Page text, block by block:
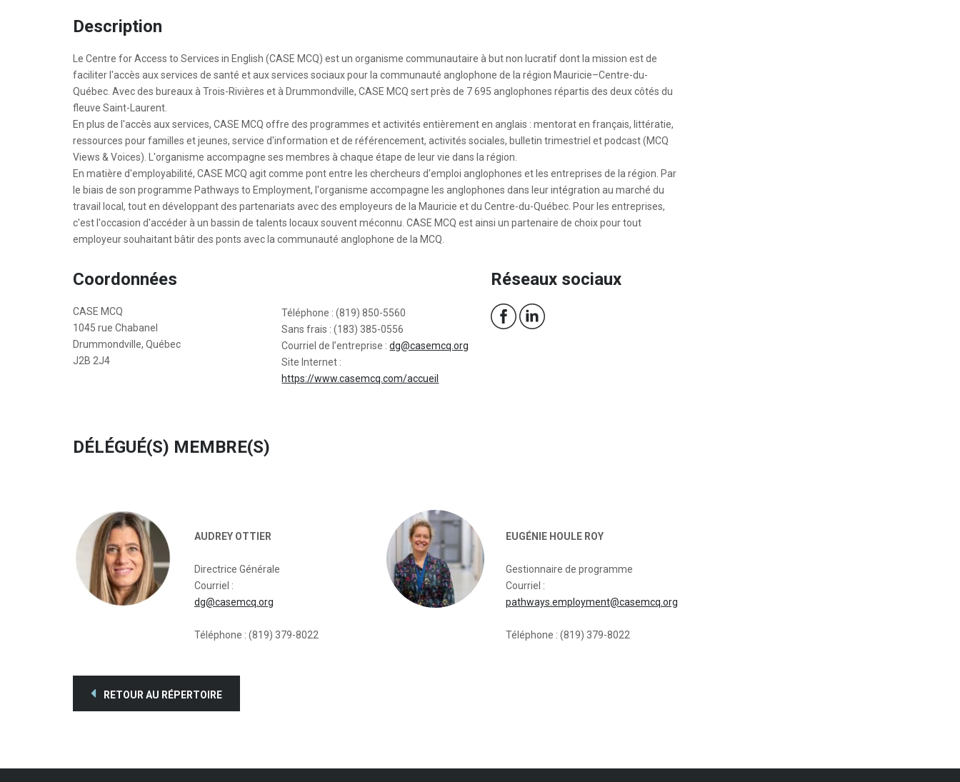
Description
Le Centre for Access to Services in English (CASE MCQ) est un organisme communautaire à but non lucratif dont la mission est de
faciliter l'accès aux services de santé et aux services sociaux pour la communauté anglophone de la région Mauricie–Centre-du-
Québec. Avec des bureaux à Trois-Rivières et à Drummondville, CASE MCQ sert près de 7 695 anglophones répartis des deux côtés du
fleuve Saint-Laurent.
En plus de l'accès aux services, CASE MCQ offre des programmes et activités entièrement en anglais : mentorat en français, littératie,
ressources pour familles et jeunes, service d'information et de référencement, activités sociales, bulletin trimestriel et podcast (MCQ
Views & Voices). L'organisme accompagne ses membres à chaque étape de leur vie dans la région.
En matière d'employabilité, CASE MCQ agit comme pont entre les chercheurs d'emploi anglophones et les entreprises de la région. Par
le biais de son programme Pathways to Employment, l'organisme accompagne les anglophones dans leur intégration au marché du
travail local, tout en développant des partenariats avec des employeurs de la Mauricie et du Centre-du-Québec. Pour les entreprises,
c'est l'occasion d'accéder à un bassin de talents locaux souvent méconnu. CASE MCQ est ainsi un partenaire de choix pour tout
employeur souhaitant bâtir des ponts avec la communauté anglophone de la MCQ.
Coordonnées
CASE MCQ
1045 rue Chabanel
Drummondville, Québec
J2B 2J4
Téléphone : (819) 850-5560
Sans frais : (183) 385-0556
Courriel de l’entreprise :dg@casemcq.org
Site Internet :
https://www.casemcq.com/accueil
Réseaux sociaux
DÉLÉGUÉ(S) MEMBRE(S)
AUDREY OTTIER
Directrice Générale
Courriel :
dg@casemcq.org
Téléphone : (819) 379-8022
EUGÉNIE HOULE ROY
Gestionnaire de programme
Courriel :
pathways.employment@casemcq.org
Téléphone : (819) 379-8022
RETOUR AU RÉPERTOIRE